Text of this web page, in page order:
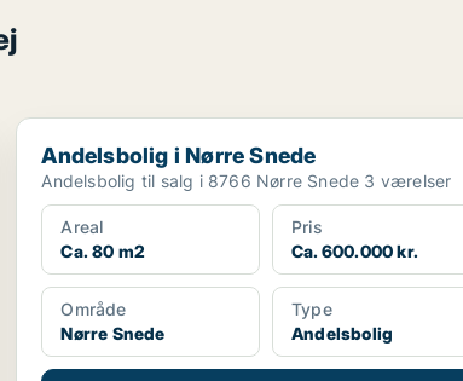
Andelsbolig i Nørre Snede
Andelsbolig i Nørre Snede
Andelsbolig til salg i 8766 Nørre Snede 3 værelser
Areal
Ca. 80 m2
Pris
Ca. 600.000 kr.
Område
Nørre Snede
Type
Andelsbolig